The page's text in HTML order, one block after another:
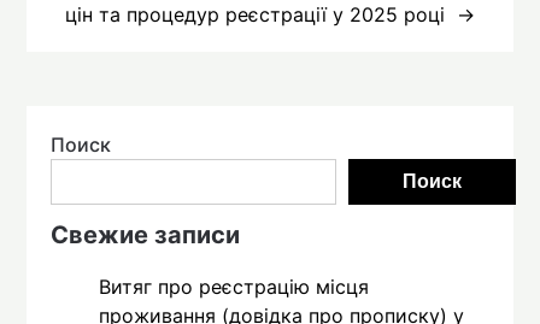
цін та процедур реєстрації у 2025 році
Поиск
Поиск
Свежие записи
Витяг про реєстрацію місця
проживання (довідка про прописку) у